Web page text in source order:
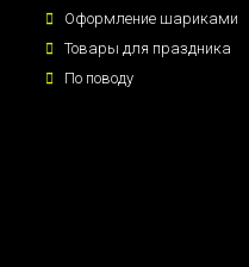
Оформление шариками
Товары для праздника
По поводу